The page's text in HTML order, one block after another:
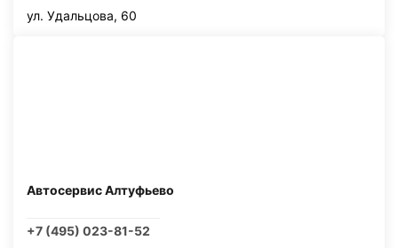
ул. Удальцова, 60
Автосервис Алтуфьево
+7 (495) 023-81-52